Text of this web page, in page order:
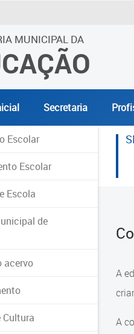
MUNICIPAL DA
Secretaria
Escolar
Escolar
Escola
de
acervo
Cultura
A
A